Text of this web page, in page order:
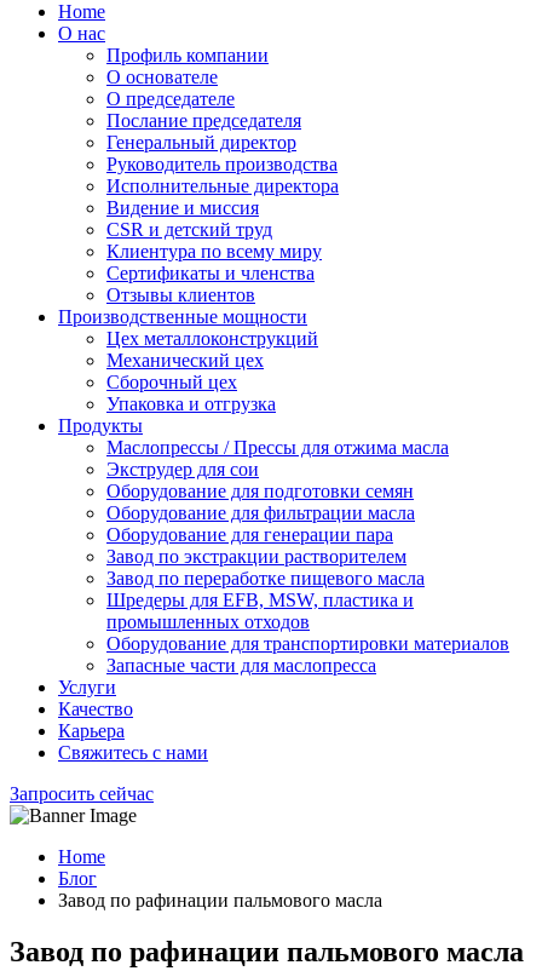
Home
О нас
Профиль компании
О основателе
О председателе
Послание председателя
Генеральный директор
Руководитель производства
Исполнительные директора
Видение и миссия
CSR и детский труд
Клиентура по всему миру
Сертификаты и членства
Отзывы клиентов
Производственные мощности
Цех металлоконструкций
Механический цех
Сборочный цех
Упаковка и отгрузка
Продукты
Маслопрессы / Прессы для отжима масла
Экструдер для сои
Оборудование для подготовки семян
Оборудование для фильтрации масла
Оборудование для генерации пара
Завод по экстракции растворителем
Завод по переработке пищевого масла
Шредеры для EFB, MSW, пластика и
промышленных отходов
Оборудование для транспортировки материалов
Запасные части для маслопресса
Услуги
Качество
Карьера
Свяжитесь с нами
Запросить сейчас
Home
Блог
Завод по рафинации пальмового масла
Завод по рафинации пальмового масла